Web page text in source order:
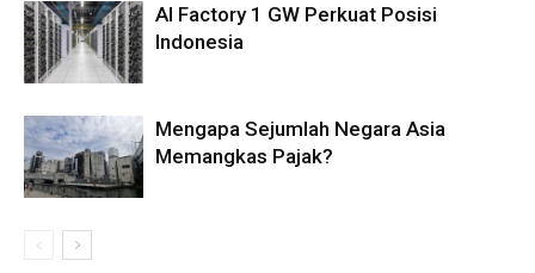
AI Factory 1 GW Perkuat Posisi
Indonesia
Mengapa Sejumlah Negara Asia
Memangkas Pajak?